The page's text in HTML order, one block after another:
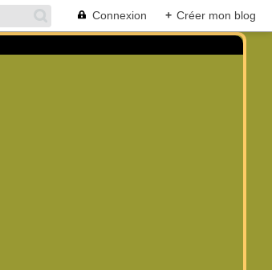
Connexion + Créer mon blog